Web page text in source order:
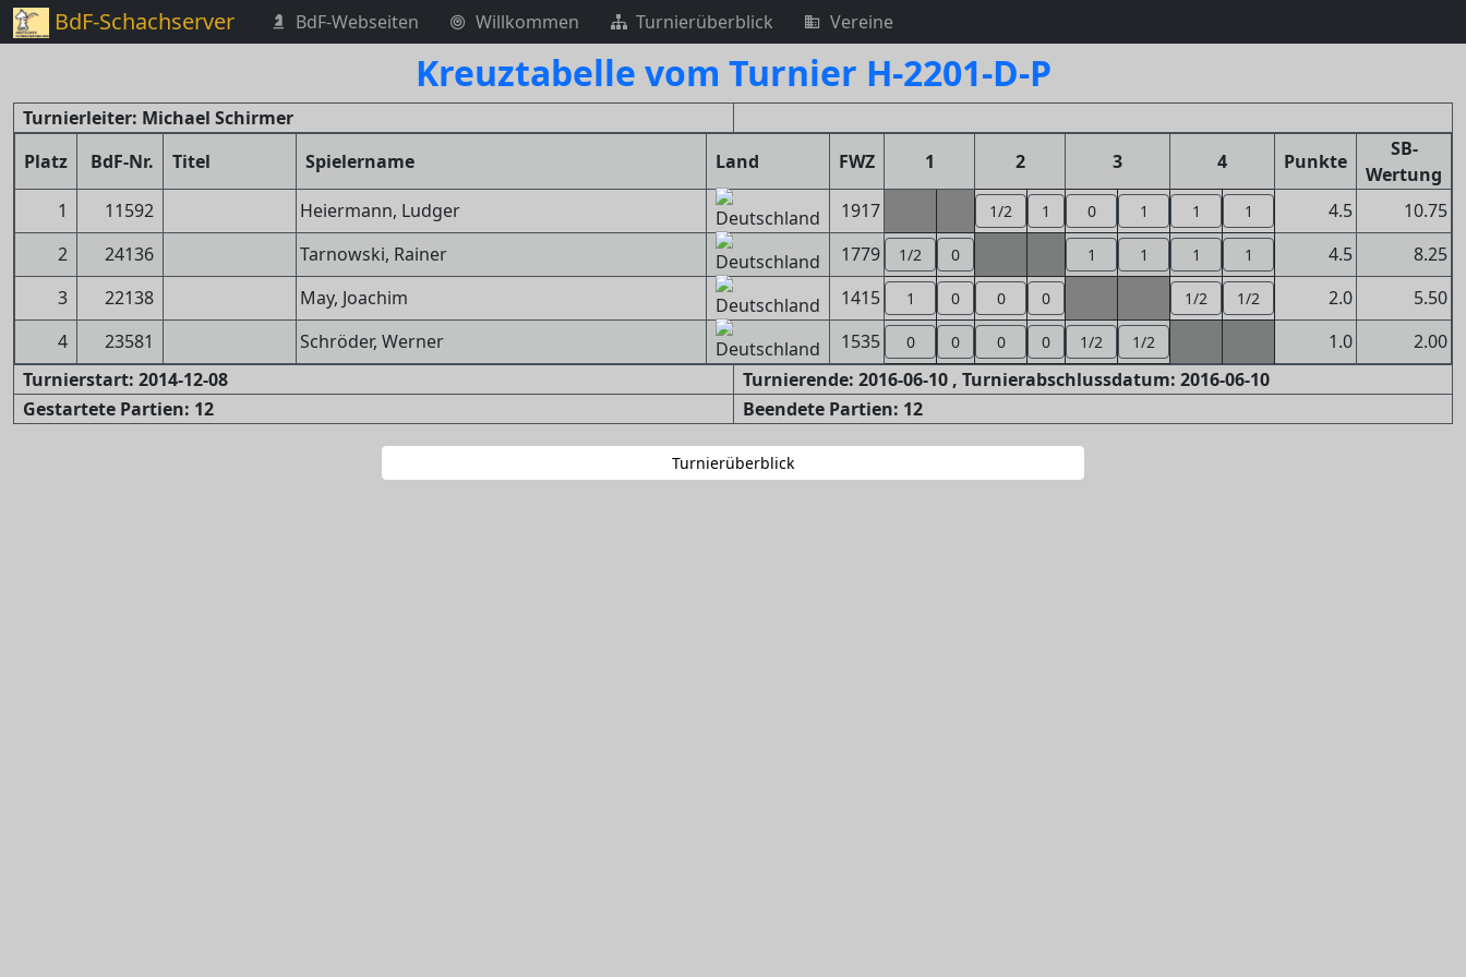
BdF-Schachserver BdF-Webseiten Willkommen Turnierüberblick Vereine
Kreuztabelle vom Turnier H-2201-D-P
Turnierleiter: Michael Schirmer
Platz
BdF-Nr. Titel Spielername Land FWZ 1 2 3 4 Punkte
SB-
Wertung
1
11592 Heiermann, Ludger 1917 1/2 1 0 1 1 1 4.5
10.75
2
24136 Tarnowski, Rainer 1779 1/2 0 1 1 1 1 4.5
8.25
3
22138 May, Joachim 1415 1 0 0 0 1/2 1/2 2.0
5.50
4
23581 Schröder, Werner 1535 0 0 0 0 1/2 1/2 1.0
2.00
Turnierstart: 2014-12-08
Turnierende: 2016-06-10 , Turnierabschlussdatum: 2016-06-10
Gestartete Partien: 12
Beendete Partien: 12
Turnierüberblick